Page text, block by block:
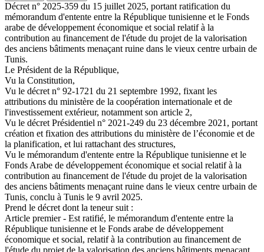
Décret n° 2025-359 du 15 juillet 2025, portant ratification du
mémorandum d'entente entre la République tunisienne et le Fonds
arabe de développement économique et social relatif à la
contribution au financement de l'étude du projet de la valorisation
des anciens bâtiments menaçant ruine dans le vieux centre urbain de
Tunis.
Le Président de la République,
Vu la Constitution,
Vu le décret n° 92-1721 du 21 septembre 1992, fixant les
attributions du ministère de la coopération internationale et de
l'investissement extérieur, notamment son article 2,
Vu le décret Présidentiel n° 2021-249 du 23 décembre 2021, portant
création et fixation des attributions du ministère de l’économie et de
la planification, et lui rattachant des structures,
Vu le mémorandum d'entente entre la République tunisienne et le
Fonds Arabe de développement économique et social relatif à la
contribution au financement de l'étude du projet de la valorisation
des anciens bâtiments menaçant ruine dans le vieux centre urbain de
Tunis, conclu à Tunis le 9 avril 2025.
Prend le décret dont la teneur suit :
Article premier - Est ratifié, le mémorandum d'entente entre la
République tunisienne et le Fonds arabe de développement
économique et social, relatif à la contribution au financement de
l'étude du projet de la valorisation des anciens bâtiments menaçant